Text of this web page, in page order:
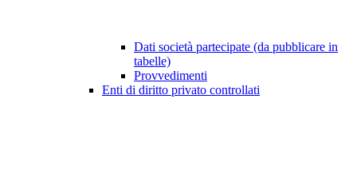
Dati società partecipate (da pubblicare in
tabelle)
Provvedimenti
Enti di diritto privato controllati